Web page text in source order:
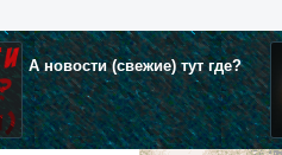
А новости (свежие) тут где?